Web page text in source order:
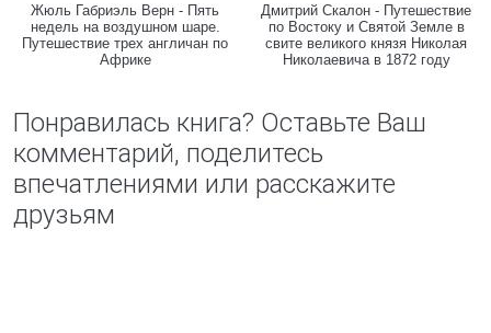
Жюль Габриэль Верн - Пять
недель на воздушном шаре.
Путешествие трех англичан по
Африке
Дмитрий Скалон - Путешествие
по Востоку и Святой Земле в
свите великого князя Николая
Николаевича в 1872 году
Понравилась книга? Оставьте Ваш
комментарий, поделитесь
впечатлениями или расскажите
друзьям